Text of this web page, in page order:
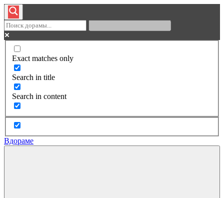
Exact matches only
Search in title
Search in content
Вдораме